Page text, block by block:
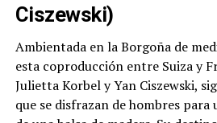
Ciszewski)
Ambientada en la Borgoña de
esta coproducción entre Suiza y
Julietta Korbel y Yan Ciszewski,
que se disfrazan de hombres